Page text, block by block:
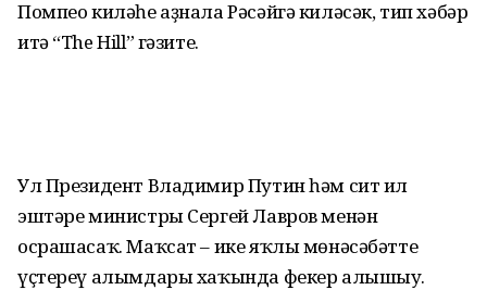
Помпео киләһе аҙнала Рәсәйгә киләсәк, тип хәбәр
итә “The Hill” гәзите.
Ул Президент Владимир Путин һәм сит ил
эштәре министры Сергей Лавров менән
осрашасаҡ. Маҡсат – ике яҡлы мөнәсәбәтте
үҫтереү алымдары хаҡында фекер алышыу.